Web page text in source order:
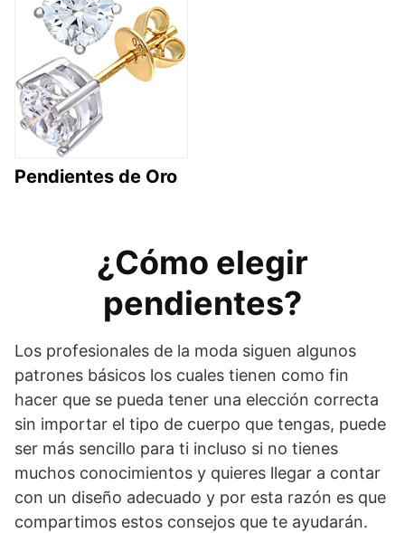
Pendientes de Oro
¿Cómo elegir
pendientes?
Los profesionales de la moda siguen algunos
patrones básicos los cuales tienen como fin
hacer que se pueda tener una elección correcta
sin importar el tipo de cuerpo que tengas, puede
ser más sencillo para ti incluso si no tienes
muchos conocimientos y quieres llegar a contar
con un diseño adecuado y por esta razón es que
compartimos estos consejos que te ayudarán.